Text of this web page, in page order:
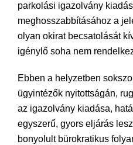
parkolási igazolvány
meghosszabbításához a
olyan okirat becsatolását
igénylő soha nem
Ebben a helyzetben
ügyintézők nyitottságán,
az igazolvány kiadása,
egyszerű, gyors eljárás
bonyolult bürokratikus